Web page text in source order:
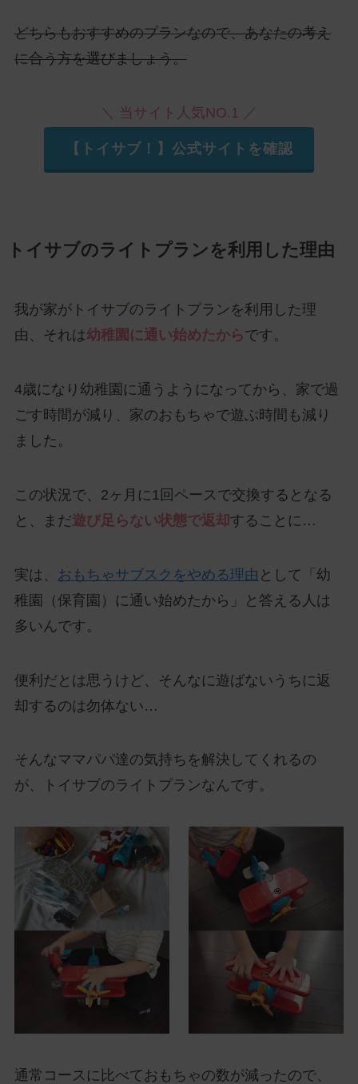
どちらもおすすめのプランなので、あなたの考え
に合う方を選びましょう。
＼ 当サイト人気NO.1 ／
【トイサブ！】公式サイトを確認
トイサブのライトプランを利用した理由
我が家がトイサブのライトプランを利用した理
由、それは幼稚園に通い始めたからです。
4歳になり幼稚園に通うようになってから、家で過
ごす時間が減り、家のおもちゃで遊ぶ時間も減り
ました。
この状況で、2ヶ月に1回ペースで交換するとなる
と、まだ遊び足らない状態で返却 することに…
実は、 おもちゃサブスクをやめる理由 として「幼
稚園（保育園）に通い始めたから」と答える人は
多いんです。
便利だとは思うけど、そんなに遊ばないうちに返
却するのは勿体ない…
そんなママパパ達の気持ちを解決してくれるの
が、トイサブのライトプランなんです。
通常コースに比べておもちゃの数が減ったので、